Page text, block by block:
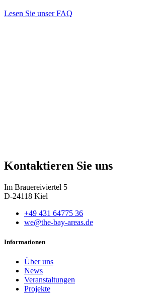
Lesen Sie unser FAQ
Kontaktieren Sie uns
Im Brauereiviertel 5
D-24118 Kiel
+49 431 64775 36
we@the-bay-areas.de
Informationen
Über uns
News
Veranstaltungen
Projekte